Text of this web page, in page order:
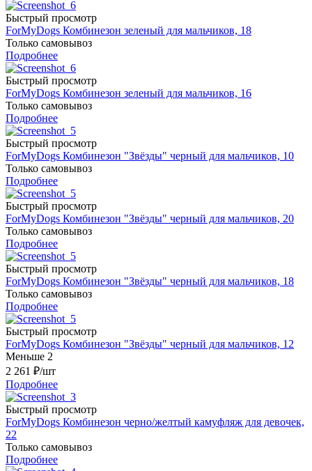
Быстрый просмотр
ForMyDogs Комбинезон зеленый для мальчиков, 18
Только самовывоз
Подробнее
Быстрый просмотр
ForMyDogs Комбинезон зеленый для мальчиков, 16
Только самовывоз
Подробнее
Быстрый просмотр
ForMyDogs Комбинезон "Звёзды" черный для мальчиков, 10
Только самовывоз
Подробнее
Быстрый просмотр
ForMyDogs Комбинезон "Звёзды" черный для мальчиков, 20
Только самовывоз
Подробнее
Быстрый просмотр
ForMyDogs Комбинезон "Звёзды" черный для мальчиков, 18
Только самовывоз
Подробнее
Быстрый просмотр
ForMyDogs Комбинезон "Звёзды" черный для мальчиков, 12
Меньше 2
2 261 ₽/шт
Подробнее
Быстрый просмотр
ForMyDogs Комбинезон черно/желтый камуфляж для девочек,
22
Только самовывоз
Подробнее